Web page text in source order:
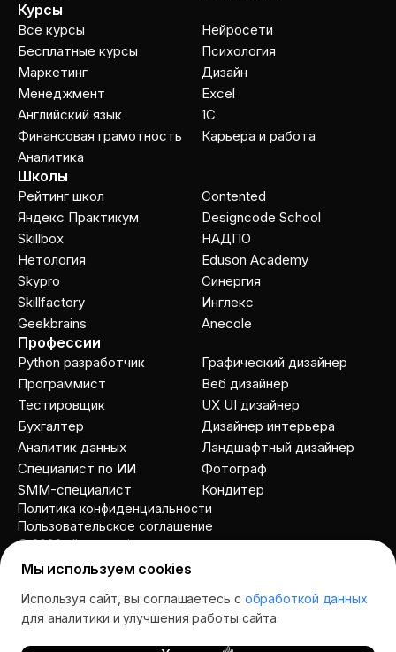
Курсы
Все курсы
Бесплатные курсы
Маркетинг
Менеджмент
Английский язык
Финансовая грамотность
Аналитика
Нейросети
Психология
Дизайн
Excel
1C
Карьера и работа
Школы
Рейтинг школ
Яндекс Практикум
Skillbox
Нетология
Skypro
Skillfactory
Geekbrains
Contented
Designcode School
НАДПО
Eduson Academy
Cинергия
Инглекс
Anecole
Профессии
Python разработчик
Программист
Тестировщик
Бухгалтер
Аналитик данных
Специалист по ИИ
SMM-специалист
Графический дизайнер
Веб дизайнер
UX UI дизайнер
Дизайнер интерьера
Ландшафтный дизайнер
Фотограф
Кондитер
© 2026 allcourses.io
Пользовательское соглашение
Политика конфиденциальности
Мы используем cookies
Используя сайт, вы соглашаетесь с обработкой данных
для аналитики и улучшения работы сайта.